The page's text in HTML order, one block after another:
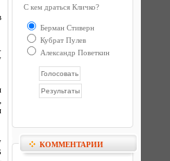
С кем драться Кличко?
Берман Стиверн
Кубрат Пулев
Александр Поветкин
КОММЕНТАРИИ